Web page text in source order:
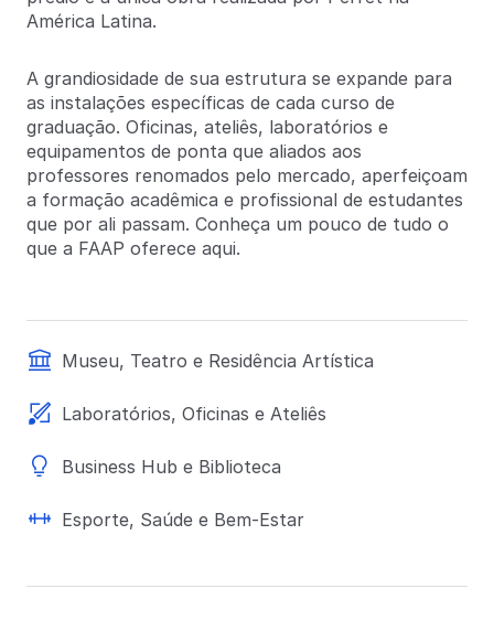
América Latina.
A grandiosidade de sua estrutura se expande para
as instalações específicas de cada curso de
graduação. Oficinas, ateliês, laboratórios e
equipamentos de ponta que aliados aos
professores renomados pelo mercado, aperfeiçoam
a formação acadêmica e profissional de estudantes
que por ali passam. Conheça um pouco de tudo o
que a FAAP oferece aqui.
Museu, Teatro e Residência Artística
Laboratórios, Oficinas e Ateliês
Business Hub e Biblioteca
Esporte, Saúde e Bem-Estar